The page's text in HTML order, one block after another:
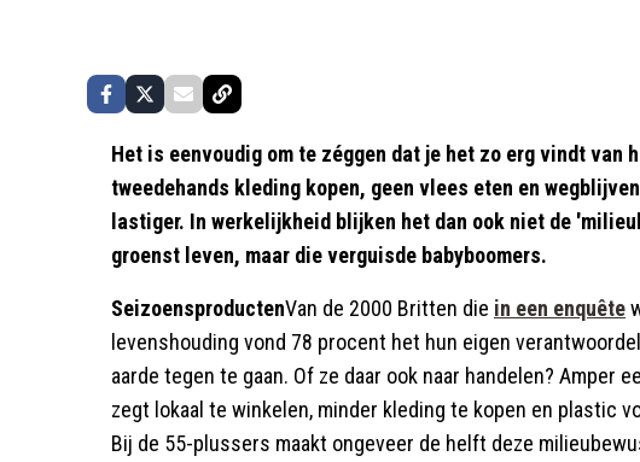
Het is eenvoudig om te zéggen dat je het zo erg vindt van
tweedehands kleding kopen, geen vlees eten en
lastiger. In werkelijkheid blijken het dan ook niet de
groenst leven, maar die verguisde babyboomers.
SeizoensproductenVan de 2000 Britten die in een enquête
levenshouding vond 78 procent het hun eigen
aarde tegen te gaan. Of ze daar ook naar handelen? Amper
zegt lokaal te winkelen, minder kleding te kopen en plastic
Bij de 55-plussers maakt ongeveer de helft deze